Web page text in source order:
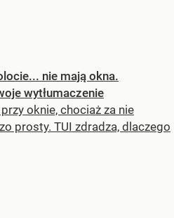
nie mają okna.
wytłumaczenie
oknie, chociaż za nie
prosty. TUI zdradza, dlaczego